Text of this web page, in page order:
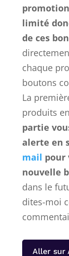
limité
de ces
chaque
boutons
La
produits
partie
alerte en
mail pour
nouvelle
dans le
dites-moi
Aller sur